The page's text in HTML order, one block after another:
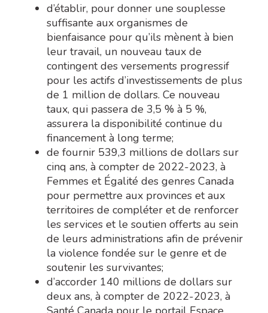
d’établir, pour donner une souplesse
suffisante aux organismes de
bienfaisance pour qu’ils mènent à bien
leur travail, un nouveau taux de
contingent des versements progressif
pour les actifs d’investissements de plus
de 1 million de dollars. Ce nouveau
taux, qui passera de 3,5 % à 5 %,
assurera la disponibilité continue du
financement à long terme;
de fournir 539,3 millions de dollars sur
cinq ans, à compter de 2022-2023, à
Femmes et Égalité des genres Canada
pour permettre aux provinces et aux
territoires de compléter et de renforcer
les services et le soutien offerts au sein
de leurs administrations afin de prévenir
la violence fondée sur le genre et de
soutenir les survivantes;
d’accorder 140 millions de dollars sur
deux ans, à compter de 2022-2023, à